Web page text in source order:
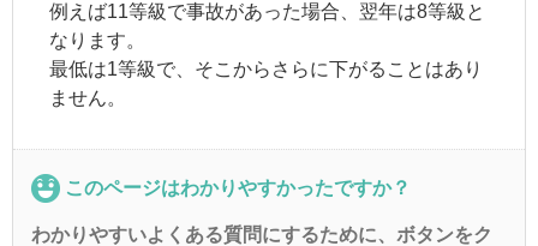
例えば11等級で事故があった場合、翌年は8等級と
なります。
最低は1等級で、そこからさらに下がることはあり
ません。
このページはわかりやすかったですか？
わかりやすいよくある質問にするために、ボタンをク